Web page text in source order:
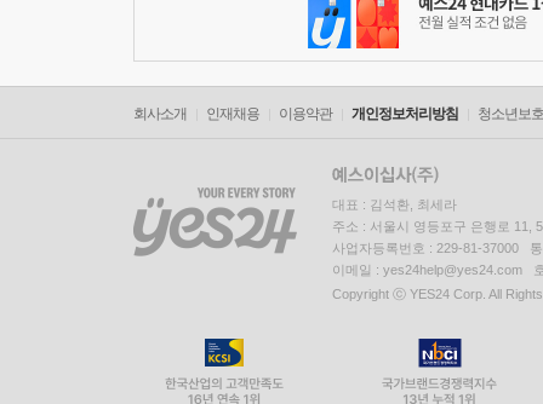
회사소개 인재채용 이용약관 개인정보처리방침 청소년보
대표 : 김석환, 최세라
주소 : 서울시 영등포구 은행로 11,
사업자등록번호 : 229-81-37000
이메일 : yes24help@yes24.com
Copyright ⓒ YES24 Corp. All